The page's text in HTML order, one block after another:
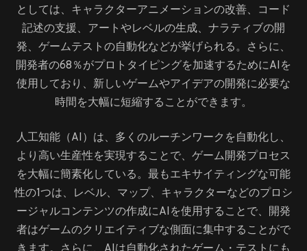
としては、キャラクターアニメーションの改善、コード
記述の支援、アートやレベルの生成、ナラティブの開
発、ゲームテストの自動化などが挙げられる。さらに、
開発者の68％がプロトタイピングを加速するためにAIを
使用しており、新しいゲームやアイデアの開発に必要な
時間を大幅に短縮することができます。
人工知能（AI）は、多くのルーチンワークを自動化し、
より高い生産性を実現することで、ゲーム開発プロセス
を大幅に簡素化している。最もエキサイティングな可能
性の1つは、レベル、マップ、キャラクターなどのプロシ
ージャルコンテンツの作成にAIを使用することで、開発
者はゲームのクリエイティブな側面に集中することがで